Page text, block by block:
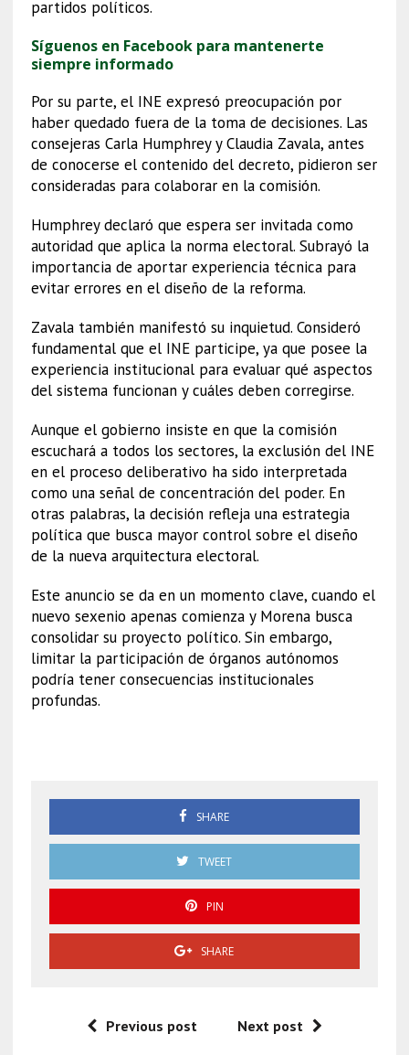
partidos políticos.
Síguenos en Facebook para mantenerte
siempre informado
Por su parte, el INE expresó preocupación por
haber quedado fuera de la toma de decisiones. Las
consejeras Carla Humphrey y Claudia Zavala, antes
de conocerse el contenido del decreto, pidieron ser
consideradas para colaborar en la comisión.
Humphrey declaró que espera ser invitada como
autoridad que aplica la norma electoral. Subrayó la
importancia de aportar experiencia técnica para
evitar errores en el diseño de la reforma.
Zavala también manifestó su inquietud. Consideró
fundamental que el INE participe, ya que posee la
experiencia institucional para evaluar qué aspectos
del sistema funcionan y cuáles deben corregirse.
Aunque el gobierno insiste en que la comisión
escuchará a todos los sectores, la exclusión del INE
en el proceso deliberativo ha sido interpretada
como una señal de concentración del poder. En
otras palabras, la decisión refleja una estrategia
política que busca mayor control sobre el diseño
de la nueva arquitectura electoral.
Este anuncio se da en un momento clave, cuando el
nuevo sexenio apenas comienza y Morena busca
consolidar su proyecto político. Sin embargo,
limitar la participación de órganos autónomos
podría tener consecuencias institucionales
profundas.
SHARE
TWEET
PIN
SHARE
Previous post Next post